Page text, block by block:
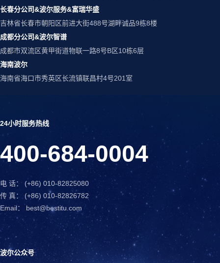
长春分公司&波尔服务&富瑞华盛
吉林省长春市朝阳区前进大街488号湖畔诚品9栋8楼
成都分公司&波尔智谱
成都市双流区黄甲街道物联一路8号B区10栋6层
海南波尔
海南省海口市秀英区长流镇联昌村4号201室
24小时服务热线
400-684-0004
电 话： (+86) 010-82825080
传 真： (+86) 010-82826782
Email： best@bestitu.com
波尔公众号